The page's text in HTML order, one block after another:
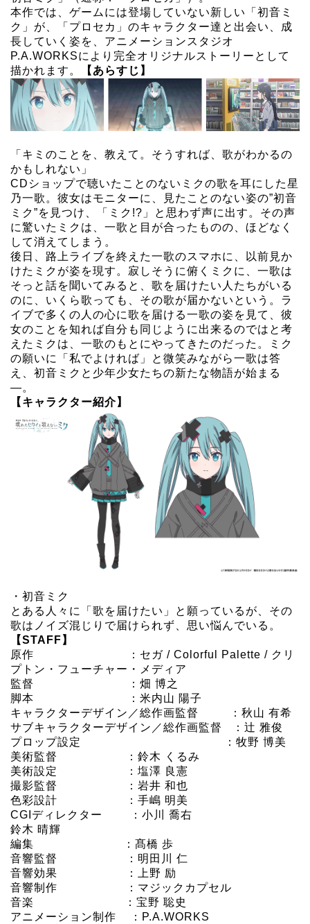
本作では、ゲームには登場していない新しい「初⾳ミ
ク」が、「プロセカ」のキャラクター達と出会い、成
⻑していく姿を、アニメーションスタジオ
P.A.WORKSにより完全オリジナルストーリーとして
描かれます。
【あらすじ】
「キミのことを、教えて。そうすれば、歌がわかるの
かもしれない」
CDショップで聴いたことのないミクの歌を耳にした星
乃一歌。彼女はモニターに、見たことのない姿の”初音
ミク”を見つけ、「ミク!?」と思わず声に出す。その声
に驚いたミクは、一歌と目が合ったものの、ほどなく
して消えてしまう。
後日、路上ライブを終えた一歌のスマホに、以前見か
けたミクが姿を現す。寂しそうに俯くミクに、一歌は
そっと話を聞いてみると、歌を届けたい人たちがいる
のに、いくら歌っても、その歌が届かないという。ラ
イブで多くの人の心に歌を届ける一歌の姿を見て、彼
女のことを知れば自分も同じように出来るのではと考
えたミクは、一歌のもとにやってきたのだった。ミク
の願いに「私でよければ」と微笑みながら一歌は答
え、初音ミクと少年少女たちの新たな物語が始まる
―。
【キャラクター紹介】
・初音ミク
とある人々に「歌を届けたい」と願っているが、その
歌はノイズ混じりで届けられず、思い悩んでいる。
【STAFF】
原作 ：セガ / Colorful Palette / クリ
プトン・フューチャー・メディア
監督 ：畑 博之
脚本 ：米内山 陽子
キャラクターデザイン／総作画監督 ：秋山 有希
サブキャラクターデザイン／総作画監督 ：辻 雅俊
プロップ設定 ：牧野 博美
美術監督 ：鈴木 くるみ
美術設定 ：塩澤 良憲
撮影監督 ：岩井 和也
色彩設計 ：手嶋 明美
CGIディレクター ：小川 喬右
鈴木 晴輝
編集 ：髙橋 歩
音響監督 ：明田川 仁
音響効果 ：上野 励
音響制作 ：マジックカプセル
音楽 ：宝野 聡史
アニメーション制作 ：P.A.WORKS